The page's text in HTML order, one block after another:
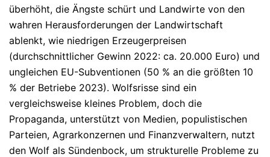
überhöht, die Ängste schürt und Landwirte von den
wahren Herausforderungen der Landwirtschaft
ablenkt, wie niedrigen Erzeugerpreisen
(durchschnittlicher Gewinn 2022: ca. 20.000 Euro) und
ungleichen EU-Subventionen (50 % an die größten 10
% der Betriebe 2023). Wolfsrisse sind ein
vergleichsweise kleines Problem, doch die
Propaganda, unterstützt von Medien, populistischen
Parteien, Agrarkonzernen und Finanzverwaltern, nutzt
den Wolf als Sündenbock, um strukturelle Probleme zu